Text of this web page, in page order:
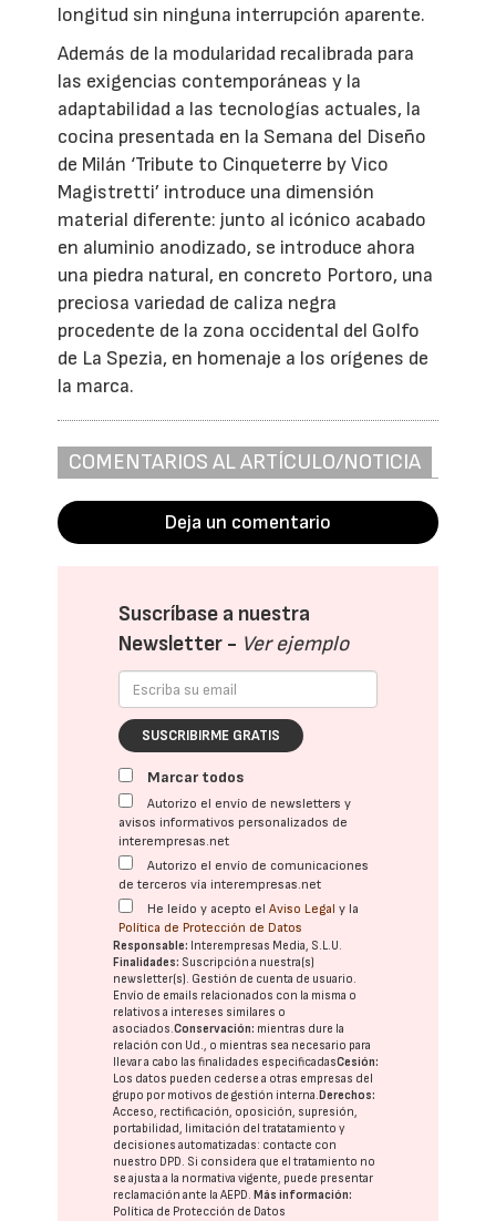
longitud sin ninguna interrupción aparente.
Además de la modularidad recalibrada para
las exigencias contemporáneas y la
adaptabilidad a las tecnologías actuales, la
cocina presentada en la Semana del Diseño
de Milán ‘Tribute to Cinqueterre by Vico
Magistretti’ introduce una dimensión
material diferente: junto al icónico acabado
en aluminio anodizado, se introduce ahora
una piedra natural, en concreto Portoro, una
preciosa variedad de caliza negra
procedente de la zona occidental del Golfo
de La Spezia, en homenaje a los orígenes de
la marca.
COMENTARIOS AL ARTÍCULO/NOTICIA
Deja un comentario
Suscríbase a nuestra
Newsletter - Ver ejemplo
SUSCRIBIRME GRATIS
Marcar todos
Autorizo el envío de newsletters y
avisos informativos personalizados de
interempresas.net
Autorizo el envío de comunicaciones
de terceros vía interempresas.net
He leído y acepto elAviso Legal y la
Política de Protección de Datos
Responsable: Interempresas Media, S.L.U.
Finalidades: Suscripción a nuestra(s)
newsletter(s). Gestión de cuenta de usuario.
Envío de emails relacionados con la misma o
relativos a intereses similares o
asociados.Conservación: mientras dure la
relación con Ud., o mientras sea necesario para
llevar a cabo las finalidades especificadasCesión:
Los datos pueden cederse a otras empresas del
grupo por motivos de gestión interna. Derechos:
Acceso, rectificación, oposición, supresión,
portabilidad, limitación del tratatamiento y
decisiones automatizadas: contacte con
nuestro DPD. Si considera que el tratamiento no
se ajusta a la normativa vigente, puede presentar
reclamación ante laAEPD. Más información:
Política de Protección de Datos